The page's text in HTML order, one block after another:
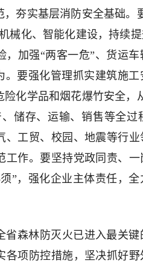
，夯实基层消防安全基础。
械化、智能化建设，持续
，加强“两客一危”、货运
。要强化管理抓实建筑施
化学品和烟花爆竹安全，
储存、运输、销售等全过
、工贸、校园、地震等行
工作。要坚持党政同责、
”，强化企业主体责任，
省森林防灭火已进入最关
各项防控措施，坚决抓好